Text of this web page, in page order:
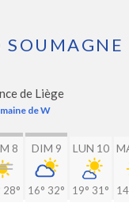
SOUMAGNE
de Liège
de W
8
28°
DIM 9
16° 32°
LUN 10
19° 31°